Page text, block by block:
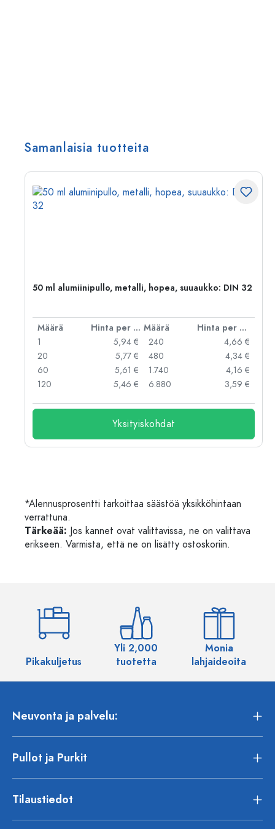
Samanlaisia tuotteita
50 ml alumiinipullo, metalli, hopea, suuaukko: DIN 32
Määrä Hinta per kpl Määrä
Hinta per kpl
1
5,94 €
20
5,77 €
60
5,61 €
120
5,46 €
240
4,66 €
480
4,34 €
1.740
4,16 €
6.880
3,59 €
Yksityiskohdat
*Alennusprosentti tarkoittaa säästöä yksikköhintaan
verrattuna.
Tärkeää: Jos kannet ovat valittavissa, ne on valittava
erikseen. Varmista, että ne on lisätty ostoskoriin.
Pikakuljetus
Yli 2,000
tuotetta
Monia
lahjaideoita
Neuvonta ja palvelu:
Pullot ja Purkit
Tilaustiedot